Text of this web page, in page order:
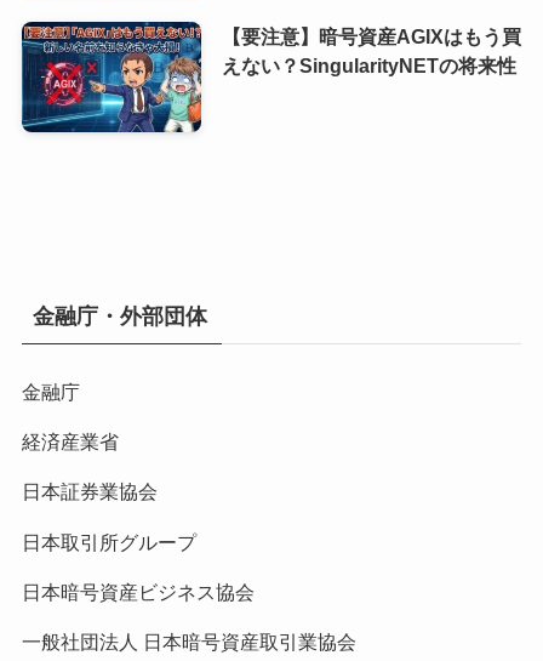
【要注意】暗号資産AGIXはもう買
えない？SingularityNETの将来性
金融庁・外部団体
金融庁
経済産業省
日本証券業協会
日本取引所グループ
日本暗号資産ビジネス協会
一般社団法人 日本暗号資産取引業協会